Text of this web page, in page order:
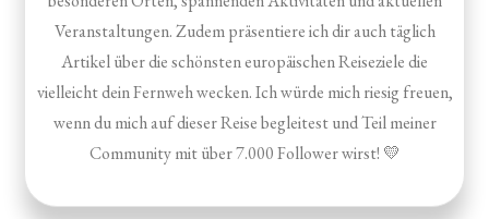
Veranstaltungen. Zudem präsentiere ich dir auch täglich
Artikel über die schönsten europäischen Reiseziele die
vielleicht dein Fernweh wecken. Ich würde mich riesig freuen,
wenn du mich auf dieser Reise begleitest und Teil meiner
Community mit über 7.000 Follower wirst! 💛